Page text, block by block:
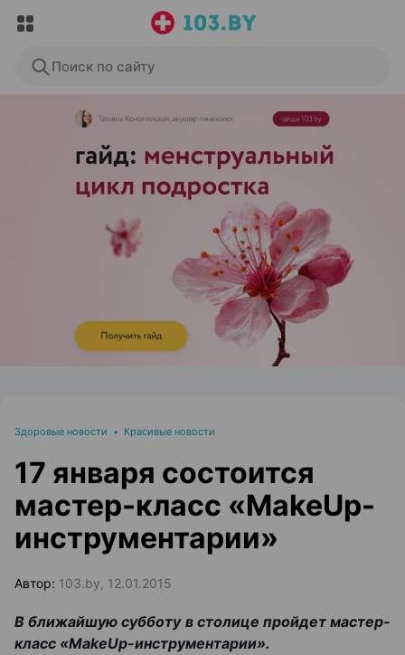
Поиск по сайту
ЭФФЕКТИВНАЯ РЕКЛАМА НА САЙТЕ
Здоровые новости • Красивые новости
17 января состоится
мастер-класс «MakeUp-
инструментарии»
Автор: 103.by, 12.01.2015
В ближайшую субботу в столице пройдет мастер-
класс «MakeUp-инструментарии».